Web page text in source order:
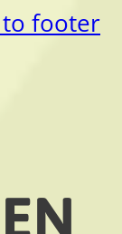
to footer